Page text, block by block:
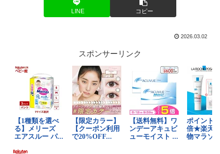
LINE コピー
2026.03.02
スポンサーリンク